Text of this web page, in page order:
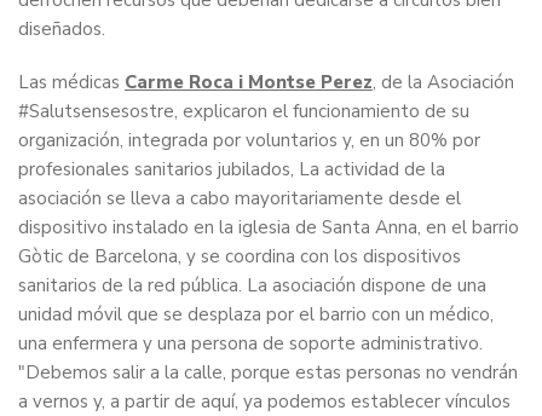
diseñados.
Las médicas Carme Roca i Montse Perez, de la Asociación
#Salutsensesostre, explicaron el funcionamiento de su
organización, integrada por voluntarios y, en un 80% por
profesionales sanitarios jubilados, La actividad de la
asociación se lleva a cabo mayoritariamente desde el
dispositivo instalado en la iglesia de Santa Anna, en el barrio
Gòtic de Barcelona, y se coordina con los dispositivos
sanitarios de la red pública. La asociación dispone de una
unidad móvil que se desplaza por el barrio con un médico,
una enfermera y una persona de soporte administrativo.
"Debemos salir a la calle, porque estas personas no vendrán
a vernos y, a partir de aquí, ya podemos establecer vínculos